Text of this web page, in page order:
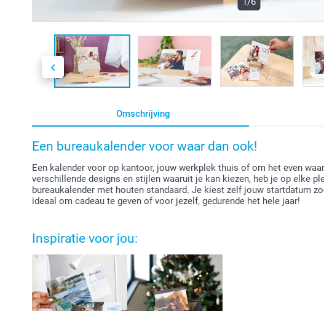
Omschrijving
Een bureaukalender voor waar dan ook!
Een kalender voor op kantoor, jouw werkplek thuis of om het even
verschillende designs en stijlen waaruit je kan kiezen, heb je op elke
bureaukalender met houten standaard. Je kiest zelf jouw startdatum
ideaal om cadeau te geven of voor jezelf, gedurende het hele jaar!
Inspiratie voor jou: